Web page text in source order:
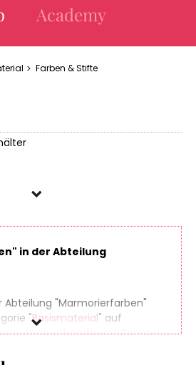
Academy
Farben & Stifte
in der Abteilung
Abteilung "Marmorierfarben"
"Basismaterial" auf
Ansprechpartner in Sachen